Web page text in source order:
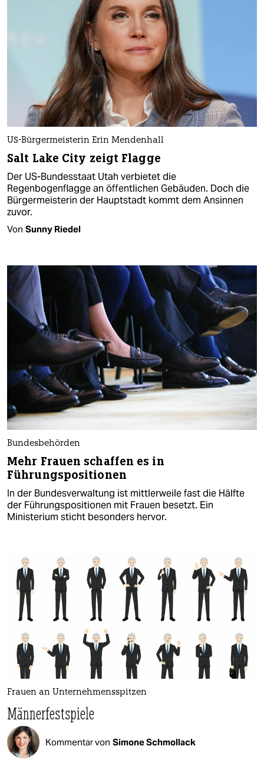
US-Bürgermeisterin Erin Mendenhall
Salt Lake City zeigt Flagge
Der US-Bundesstaat Utah verbietet die
Regenbogenflagge an öffentlichen Gebäuden. Doch die
Bürgermeisterin der Hauptstadt kommt dem Ansinnen
zuvor.
Von Sunny Riedel
Bundesbehörden
Mehr Frauen schaffen es in
Führungspositionen
In der Bundesverwaltung ist mittlerweile fast die Hälfte
der Führungspositionen mit Frauen besetzt. Ein
Ministerium sticht besonders hervor.
Frauen an Unternehmensspitzen
Männerfestspiele
Kommentar von Simone Schmollack